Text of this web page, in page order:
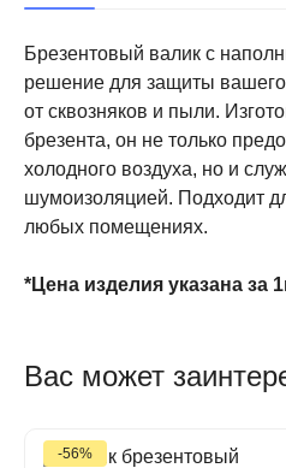
Брезентовый валик с
решение для защиты
от сквозняков и пыли.
брезента, он не только
холодного воздуха, но и
шумоизоляцией. Подходит
любых помещениях.
*Цена изделия указана за
Вас может
-56%